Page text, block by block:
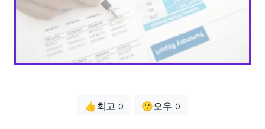
👍최고 0 😗오우 0